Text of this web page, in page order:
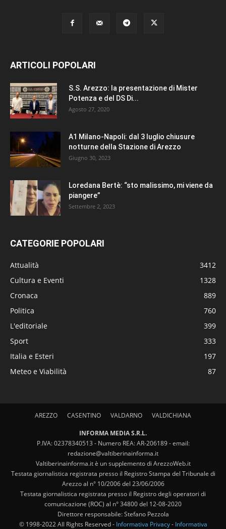
ARTICOLI POPOLARI
S.S. Arezzo: la presentazione di Mister
Potenza e del DS Di...
Agosto 27, 2020
A1 Milano-Napoli: dal 3 luglio chiusure
notturne della Stazione di Arezzo
Giugno 30, 2023
Loredana Bertè: “sto malissimo, mi viene da
piangere”
Settembre 2, 2023
CATEGORIE POPOLARI
Attualità
3412
Cultura e Eventi
1328
Cronaca
889
Politica
760
L'editoriale
399
Sport
333
Italia e Esteri
197
Meteo e Viabilità
87
AREZZO CASENTINO VALDARNO VALDICHIANA
INFORMA MEDIA S.R.L.
P.IVA: 02378340513 - Numero REA: AR-206189 - email:
redazione@valtiberinainforma.it
Valtiberinainforma.it è un supplemento di ArezzoWeb.it
Testata giornalistica registrata presso il Registro Stampa del Tribunale di
Arezzo al n° 10/2006 del 23/06/2006
Testata giornalistica registrata presso il Registro degli operatori di
comunicazione (ROC) al n° 34800 del 12-08-2020
Direttore responsabile: Stefano Pezzola
© 1998-2022 All Rights Reserved - Informativa Privacy- Informativa